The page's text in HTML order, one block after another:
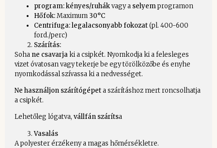
program: kényes/ruhákvagy a selyemprogramon
Hőfok:Maximum 30°C
Centrifuga:legalacsonyabb fokozat(pl. 400-600
ford./perc)
Szárítás:
Soha ne csavarja ki a csipkét. Nyomkodja ki a felesleges
vizet óvatosan vagy tekerje be egy törölközőbe és enyhe
nyomkodással szívassa ki a nedvességet.
Ne használjon szárítógépeta szárításhoz mert roncsolhatja
a csipkét.
Lehetőleg lógatva, vállfán szárítsa
Vasalás
A polyester érzékeny a magas hőmérsékletre.